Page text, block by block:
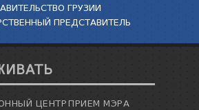
ГРУЗИИ
ПРЕДСТАВИТЕЛЬ
ЦЕНТРПРИЕМ МЭРА